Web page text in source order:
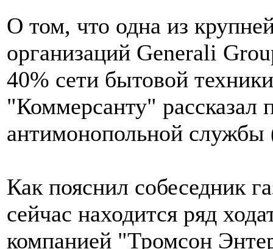
О том, что одна из
организаций Generali
40% сети бытовой
"Коммерсанту" рассказал
антимонопольной
Как пояснил собеседник
сейчас находится ряд
компанией "Тромсон